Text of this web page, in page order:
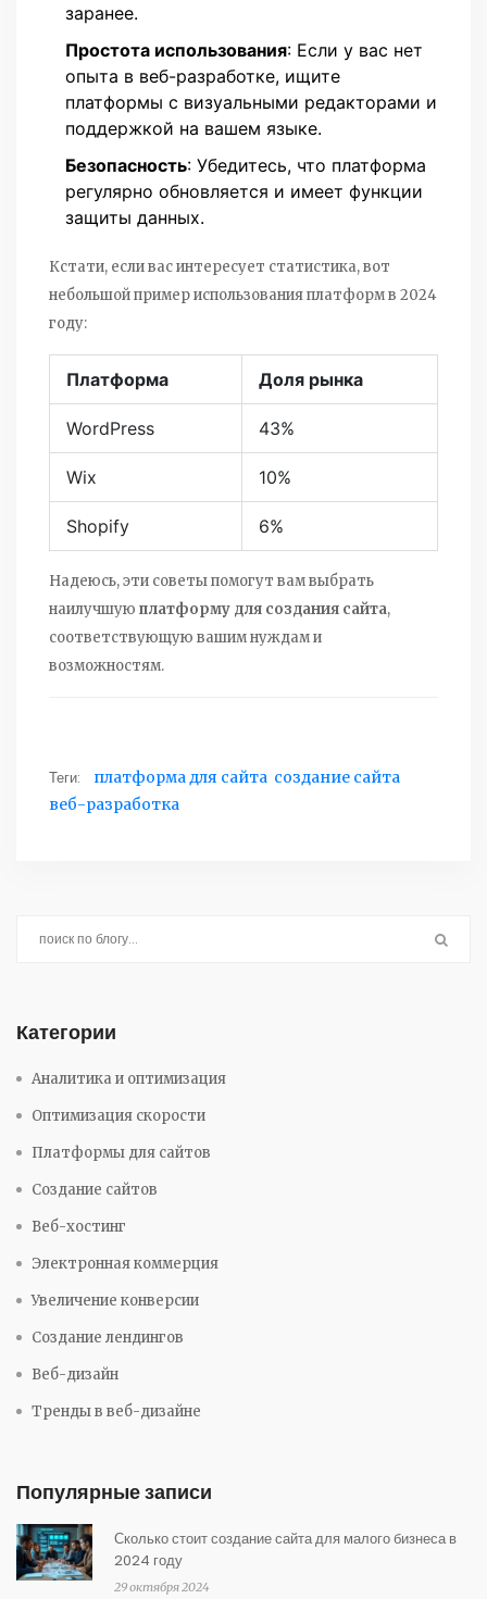
заранее.
Простота использования: Если у вас нет
опыта в веб-разработке, ищите
платформы с визуальными редакторами и
поддержкой на вашем языке.
Безопасность: Убедитесь, что платформа
регулярно обновляется и имеет функции
защиты данных.
Кстати, если вас интересует статистика, вот
небольшой пример использования платформ в 2024
году:
Платформа Доля рынка
WordPress 43%
Wix 10%
Shopify 6%
Надеюсь, эти советы помогут вам выбрать
наилучшую платформу для создания сайта,
соответствующую вашим нуждам и
возможностям.
Теги: платформа для сайта создание сайта
веб-разработка
Категории
Аналитика и оптимизация
Оптимизация скорости
Платформы для сайтов
Создание сайтов
Веб-хостинг
Электронная коммерция
Увеличение конверсии
Создание лендингов
Веб-дизайн
Тренды в веб-дизайне
Популярные записи
Сколько стоит создание сайта для малого бизнеса в
2024 году
29 октября 2024